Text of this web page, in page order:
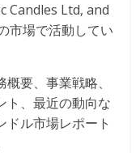
Candles Ltd, and
市場で活動してい
要、事業戦略、
ト、最近の動向な
ドル市場レポート